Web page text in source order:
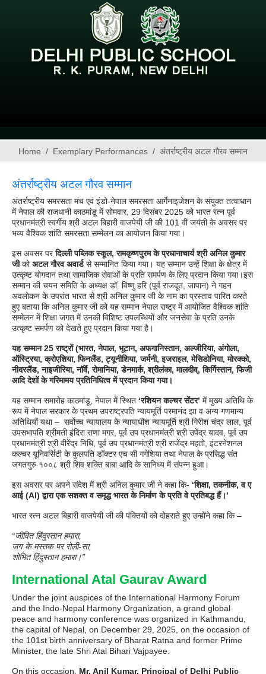
Home Exemplary Performances अंतर्राष्ट्रीय अटल गौरव सम्मान
अंतर्राष्ट्रीय अटल गौरव सम्मान
अंतर्राष्ट्रीय समरसता मंच एवं इंडो-नेपाल समरसता आर्गेनाइजेशन के संयुक्त तत्वाधान
में नेपाल की राजधानी काठमांडू में सोमवार, 29 दिसंबर 2025 को भारत रत्न पूर्व
प्रधानमंत्री स्वर्गीय श्री अटल बिहारी वाजपेयी जी की 101 वीं जयंती के अवसर पर
भव्य वैश्विक शांति समरसता सम्मेलन का आयोजन किया गया।
इस अवसर परदिल्ली पब्लिक स्कूल, रामकृष्णपुरम के प्रधानाचार्य श्री अनिल कुमार
जीकोअटल गौरव अवार्डसे सम्मानित किया गया। यह सम्मान उन्हें शिक्षा के क्षेत्र में
उत्कृष्ट योगदान तथा सामाजिक सेवाओं के प्रति समर्पण के लिए प्रदान किया गया।इस
सम्मान की चयन समिति के अध्यक्ष डॉ. विष्णु हरि (पूर्व राजदूत, जापान) ने गहन
अवलोकन के उपरांत भारत से श्री अनिल कुमार जी के नाम का प्रस्ताव पारित करते
हुए बताया कि अनिल कुमार जी को यह सम्मान नेपाल राष्ट्र में आयोजित वैश्विक शांति
सम्मेलन में शिक्षा जगत में उनकी विशिष्ट उपलब्धियों और जनसेवा के प्रति उनके
उत्कृष्ट समर्पण को देखते हुए प्रदान किया गया है।
यह सम्मान 25 राष्ट्रों (भारत, नेपाल, भूटान, अफगानिस्तान, अल्जीरिया, अंगोला,
ऑस्ट्रिया, क्रोएशिया, फिनलैंड, ट्यूनीशिया, जर्मनी, इजराइल, मेसिडोनिया, मोरक्को,
नीदरलैंड, नाइजीरिया, नॉर्वे, रोमानिया, डेनमार्क, श्रीलंका, मालदीव्, किर्गिस्तान, फिजी
आदि देशों के गरिमामय प्रतिनिधित्व में प्रदान किया गया।
यह सम्मान समारोह काठमांडू, नेपाल में स्थित ‘रशियन कल्चर सेंटर’ में मुख्य अतिथि के
रूप में नेपाल सरकार के प्रथम उपराष्ट्रपति न्यायमूर्ति परमानंद झा व अन्य गणमान्य
अतिथियों यथा – सर्वोच्च न्यायालय के न्यायाधीश न्यायमूर्ति श्री गिरीश चंद्र लाल, पूर्व
उपसभापति श्रीमती इंदिरा राणा मगर, पूर्व उप प्रधानमंत्री श्री उपेंद्र यादव, पूर्व उप
प्रधानमंत्री श्री वीरेंद्र निधि, पूर्व उप प्रधानमंत्री श्री राजेंद्र महतो, इंटरनेशनल
कल्चर यूनिवर्सिटी के कुलपति डॉक्टर एच सी गगेशिया तथा नेपाल के प्रसिद्ध संत
जगतगुरु १००८ श्री शिव शक्ति बाबा आदि के सानिध्य में संपन्न हुआ।
इस अवसर पर अपने संदेश में श्री अनिल कुमार जी ने कहा कि- ‘शिक्षा, तकनीक, व ए
आई (AI) द्वारा एक सशक्त व समृद्ध भारत के निर्माण के प्रति वे प्रतिबद्ध हैं।’
भारत रत्न अटल बिहारी वाजपेयी जी की पंक्तियों को दोहराते हुए उन्होंने कहा कि –
“जीवित हिंदुस्तान हमारा,
जग के मस्तक पर रोली-सा,
शोभित हिंदुस्तान हमारा।”
International Atal Gaurav Award
Under the joint auspices of the International Harmony Forum
and the Indo-Nepal Harmony Organization, a grand global
peace and harmony conference was organized in Kathmandu,
the capital of Nepal, on December 29, 2025, on the occasion of
the 101st birth anniversary of Bharat Ratna and former Prime
Minister, the late Shri Atal Bihari Vajpayee.
On this occasion,
Mr. Anil Kumar, Principal of Delhi Public